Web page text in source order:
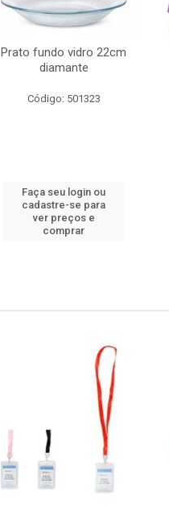
Prato fundo vidro 22cm
diamante
Código: 501323
Faça seu login ou
cadastre-se para
ver preços e
comprar